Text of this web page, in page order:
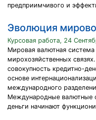
предприимчивого и
Эволюция
Курсовая работа, 24
Мировая валютная
мирохозяйственных
совокупность кредитно-
основе
международного
Международные валютные
деньги начинают